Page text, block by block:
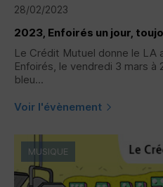
28/02/2023
2023, Enfoirés un jour,
Le Crédit Mutuel donne le LA
Enfoirés, le vendredi 3 mars à
bleu...
Voir l'évènement
MUSIQUE